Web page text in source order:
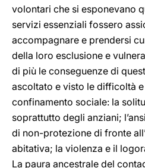
volontari che si esponevano
servizi essenziali fossero
accompagnare e prendersi
della loro esclusione e
di più le conseguenze di
ascoltato e visto le difficoltà
confinamento sociale: la
soprattutto degli anziani;
di non-protezione di fronte
abitativa; la violenza e il
La paura ancestrale del